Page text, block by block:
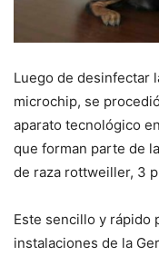
Luego de desinfectar
microchip, se
aparato tecnológico
que forman parte de
de raza rottweiller, 3
Este sencillo y rápido
instalaciones de la